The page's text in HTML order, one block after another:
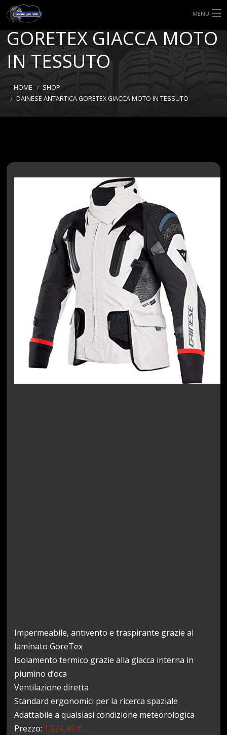
MENU
HOME
TIPI DI GOMME
MISURE GOMME
DAINESE ANTARTICA
GORETEX GIACCA MOTO
IN TESSUTO
HOME
SHOP
DAINESE ANTARTICA GORETEX GIACCA MOTO IN TESSUTO
Impermeabile, antivento e traspirante grazie al
laminato GoreTex
Isolamento termico grazie alla giacca interna in
piumino d’oca
Ventilazione diretta
Standard ergonomici per la ricerca spaziale
Adattabile a qualsiasi condizione meteorologica
Prezzo: 1.524,49 €